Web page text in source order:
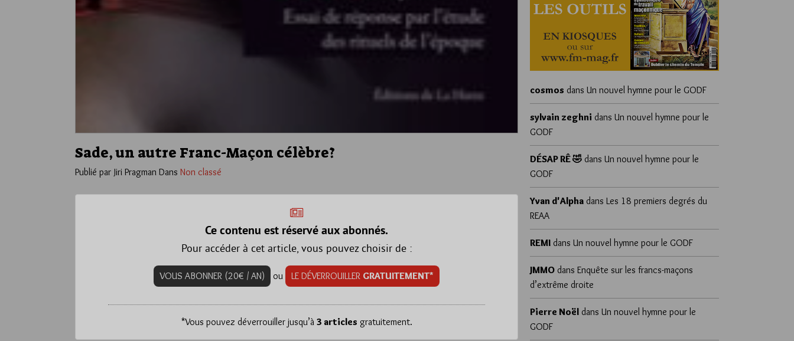
Sade, un autre Franc-Maçon célèbre?
Publié par Jiri Pragman Dans Non classé
Ce contenu est réservé aux abonnés.
Pour accéder à cet article, vous pouvez choisir de :
VOUS ABONNER (20€ / AN) ou LE DÉVERROUILLER GRATUITEMENT*
*Vous pouvez déverrouiller jusqu’à 3 articles gratuitement.
cosmos dans Un nouvel hymne pour le GODF
sylvain zeghni dans Un nouvel hymne pour le
GODF
DÉSAP RÊ 🤣 dans Un nouvel hymne pour le
GODF
Yvan d'Alpha dans Les 18 premiers degrés du
REAA
REMI dans Un nouvel hymne pour le GODF
JMMO dans Enquête sur les francs-maçons
d’extrême droite
Pierre Noël dans Un nouvel hymne pour le
GODF